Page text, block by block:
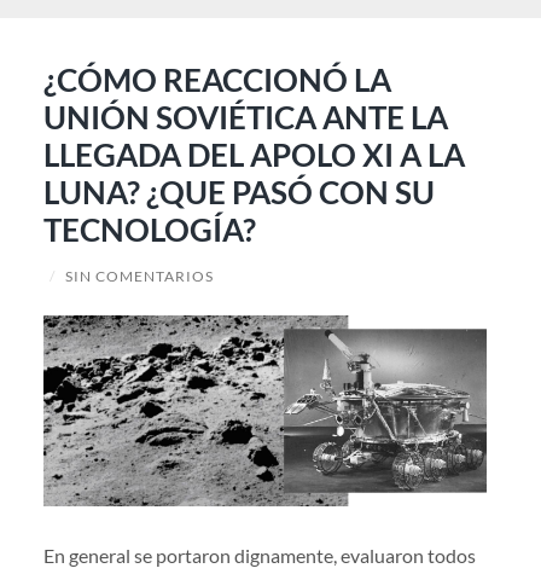
¿CÓMO REACCIONÓ LA
UNIÓN SOVIÉTICA ANTE LA
LLEGADA DEL APOLO XI A LA
LUNA? ¿QUE PASÓ CON SU
TECNOLOGÍA?
/ SIN COMENTARIOS
En general se portaron dignamente, evaluaron todos